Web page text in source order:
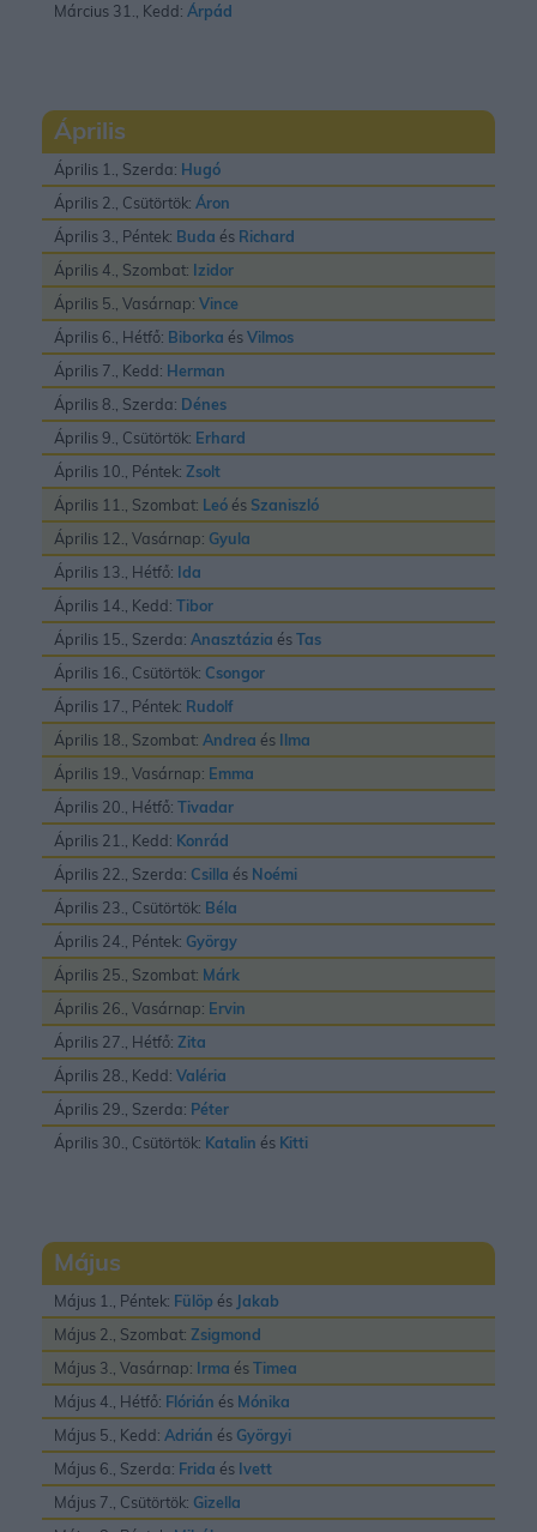
Március 31., Kedd: Árpád
Április
Április 1., Szerda: Hugó
Április 2., Csütörtök: Áron
Április 3., Péntek: Buda és Richard
Április 4., Szombat: Izidor
Április 5., Vasárnap: Vince
Április 6., Hétfő: Biborka ésVilmos
Április 7., Kedd: Herman
Április 8., Szerda: Dénes
Április 9., Csütörtök: Erhard
Április 10., Péntek: Zsolt
Április 11., Szombat: Leó és Szaniszló
Április 12., Vasárnap: Gyula
Április 13., Hétfő: Ida
Április 14., Kedd: Tibor
Április 15., Szerda: Anasztázia ésTas
Április 16., Csütörtök: Csongor
Április 17., Péntek: Rudolf
Április 18., Szombat: Andrea és Ilma
Április 19., Vasárnap: Emma
Április 20., Hétfő: Tivadar
Április 21., Kedd: Konrád
Április 22., Szerda: Csilla és Noémi
Április 23., Csütörtök: Béla
Április 24., Péntek: György
Április 25., Szombat: Márk
Április 26., Vasárnap: Ervin
Április 27., Hétfő: Zita
Április 28., Kedd: Valéria
Április 29., Szerda: Péter
Április 30., Csütörtök: Katalin és Kitti
Május
Május 1., Péntek: Fülöp és Jakab
Május 2., Szombat: Zsigmond
Május 3., Vasárnap: Irma ésTimea
Május 4., Hétfő: Flórián és Mónika
Május 5., Kedd: Adrián és Györgyi
Május 6., Szerda: Frida és Ivett
Május 7., Csütörtök: Gizella